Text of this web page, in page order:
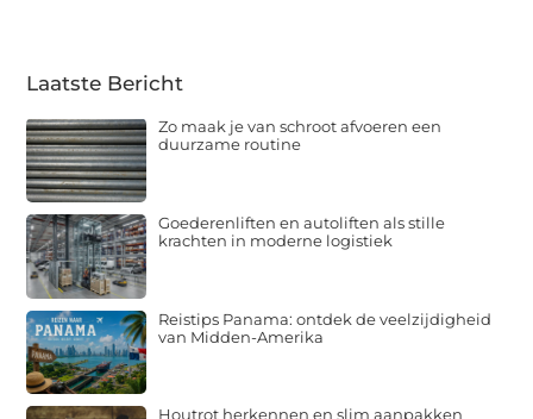
Laatste Bericht
Zo maak je van schroot afvoeren een
duurzame routine
Goederenliften en autoliften als stille
krachten in moderne logistiek
Reistips Panama: ontdek de veelzijdigheid
van Midden-Amerika
Houtrot herkennen en slim aanpakken